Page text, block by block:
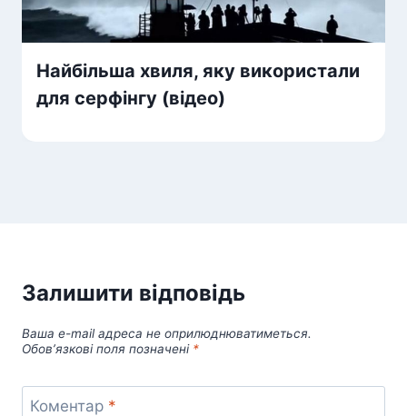
Найбільша хвиля, яку використали
для серфінгу (відео)
Залишити відповідь
Ваша e-mail адреса не оприлюднюватиметься.
Обов’язкові поля позначені *
Коментар *